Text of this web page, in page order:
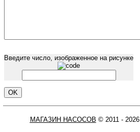
Введите число, изображенное на рисунке
МАГАЗИН НАСОСОВ © 2011 - 2026